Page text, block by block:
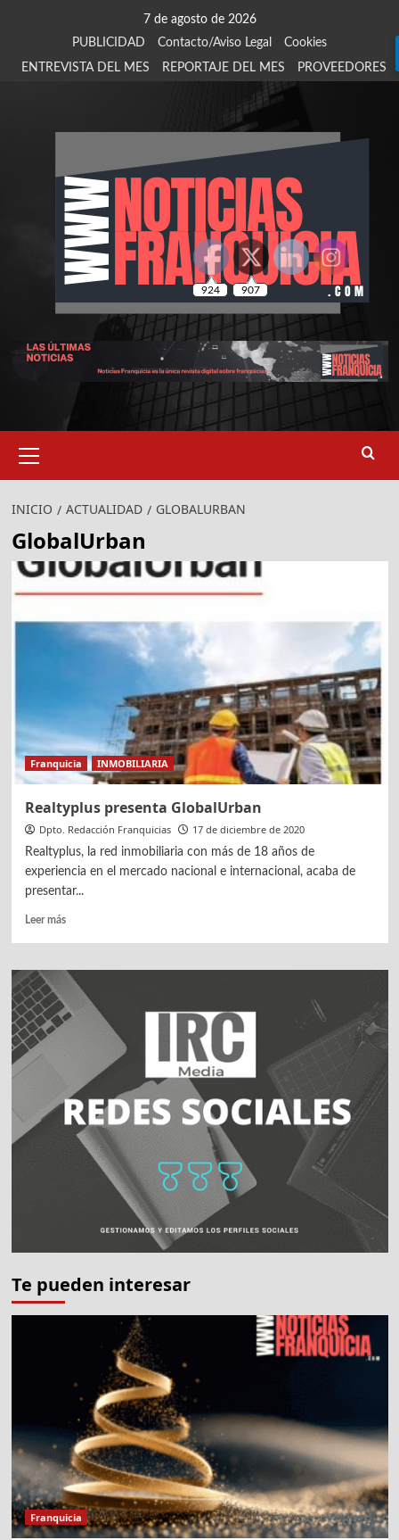
7 de agosto de 2026
PUBLICIDAD
Contacto/Aviso Legal
Cookies
ENTREVISTA DEL MES
REPORTAJE DEL MES PROVEEDORES
primario
INICIO ACTUALIDAD GLOBALURBAN
GlobalUrban
Franquicia INMOBILIARIA
Realtyplus presenta GlobalUrban
Dpto. Redacción Franquicias 17 de diciembre de 2020
Realtyplus, la red inmobiliaria con más de 18 años de
experiencia en el mercado nacional e internacional, acaba de
presentar...
Leer másLeer
Realtyplus
presenta
GlobalUrban
Te pueden interesar
Franquicia
924 907